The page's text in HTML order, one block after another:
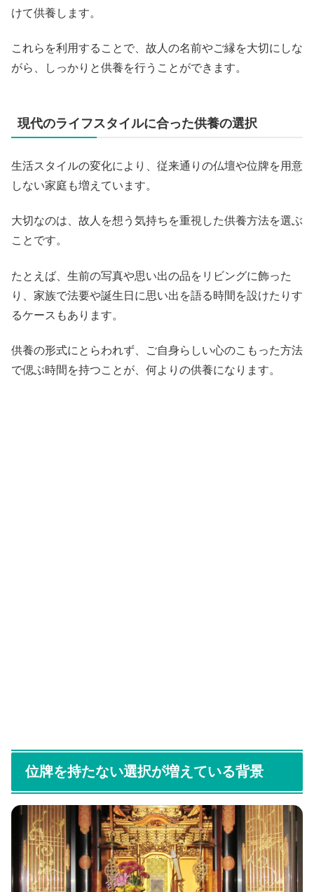
けて供養します。
これらを利用することで、故人の名前やご縁を大切にしな
がら、しっかりと供養を行うことができます。
現代のライフスタイルに合った供養の選択
生活スタイルの変化により、従来通りの仏壇や位牌を用意
しない家庭も増えています。
大切なのは、故人を想う気持ちを重視した供養方法を選ぶ
ことです。
たとえば、生前の写真や思い出の品をリビングに飾った
り、家族で法要や誕生日に思い出を語る時間を設けたりす
るケースもあります。
供養の形式にとらわれず、ご自身らしい心のこもった方法
で偲ぶ時間を持つことが、何よりの供養になります。
位牌を持たない選択が増えている背景